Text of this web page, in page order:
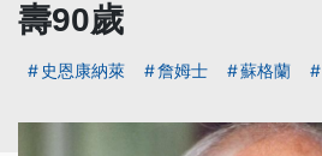
壽90歲
史恩康納萊 詹姆士 蘇格蘭